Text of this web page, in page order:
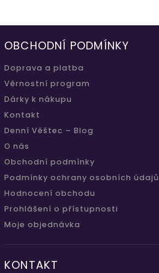
OBCHODNÍ PODMÍNKY
Doprava a platba
Věrnostní program
Dárky k nákupu
Kontakt
Denní Věštec – Blog
O nás
Obchodní podmínky
Podmínky ochrany osobních údajů
Hodnocení obchodu
Prohlášení o přístupnosti
Moje objednávka
KONTAKT